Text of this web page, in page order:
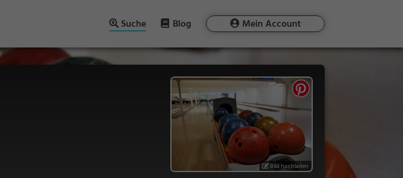
Suche Blog Mein Account
Bild hochladen